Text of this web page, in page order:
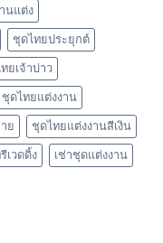
นแต่ง
ชุดไทยประยุกต์
ยเจ้าบ่าว
ชุดไทยแต่งงาน
ย ชุดไทยแต่งงานสีเงิน
เวดดิ้ง เช่าชุดแต่งงาน